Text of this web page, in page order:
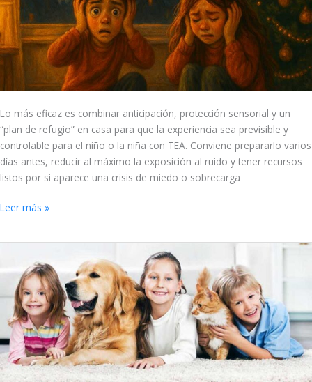
Lo más eficaz es combinar anticipación, protección sensorial y un
“plan de refugio” en casa para que la experiencia sea previsible y
controlable para el niño o la niña con TEA. Conviene prepararlo varios
días antes, reducir al máximo la exposición al ruido y tener recursos
listos por si aparece una crisis de miedo o sobrecarga
pirotecnia:
estrategias
para
protegerlos
Leer más »
desarrollo
madurativo